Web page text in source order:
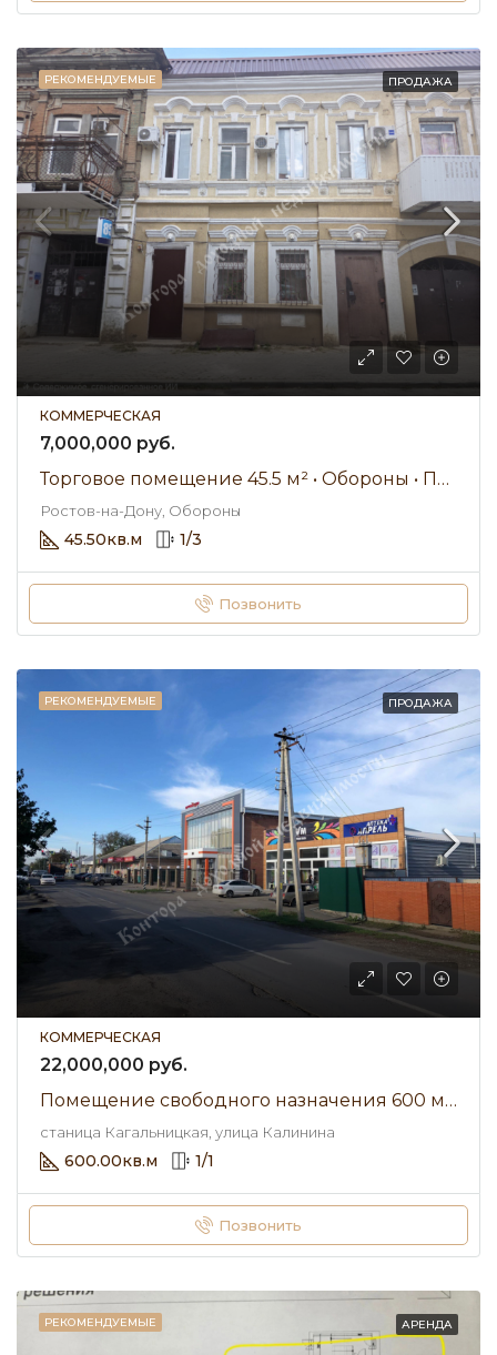
РЕКОМЕНДУЕМЫЕ ПРОДАЖА
КОММЕРЧЕСКАЯ
7,000,000 руб.
Торговое помещение 45.5 м² • Обороны • Продажа
Ростов-на-Дону, Обороны
45.50кв.м 1/3
Позвонить
РЕКОМЕНДУЕМЫЕ ПРОДАЖА
КОММЕРЧЕСКАЯ
22,000,000 руб.
Помещение свободного назначения 600 м² • улица Калинина • Продажа
станица Кагальницкая, улица Калинина
600.00кв.м 1/1
Позвонить
РЕКОМЕНДУЕМЫЕ АРЕНДА